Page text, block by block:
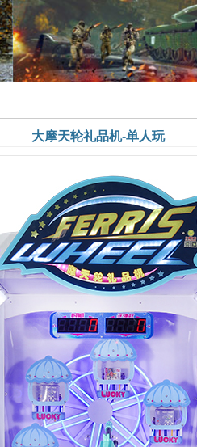
大摩天轮礼品机-单人玩